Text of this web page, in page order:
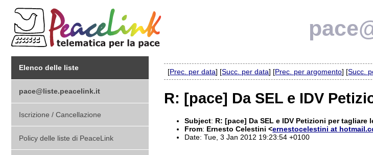
Elenco delle liste
pace@liste.peacelink.it
Iscrizione / Cancellazione
Policy delle liste di PeaceLink
[Prec. per data] [Succ. per data] [Prec. per argomento] [Succ.
R: [pace] Da SEL e IDV
Subject: R: [pace] Da SEL e IDV Petizioni per tagliare
From: Ernesto Celestini <ernestocelestini at
Date: Tue, 3 Jan 2012 19:23:54 +0100